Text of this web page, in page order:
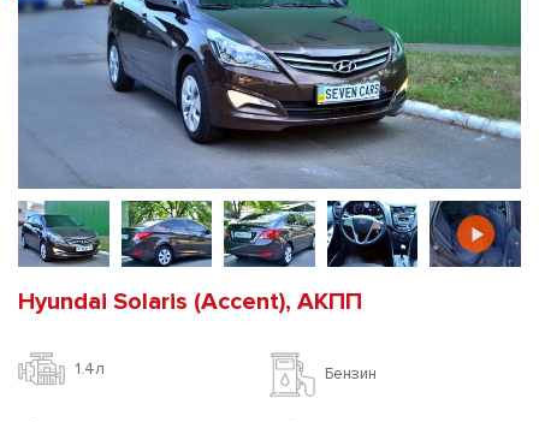
Hyundai Solaris (Accent), АКПП
1.4л Бензин